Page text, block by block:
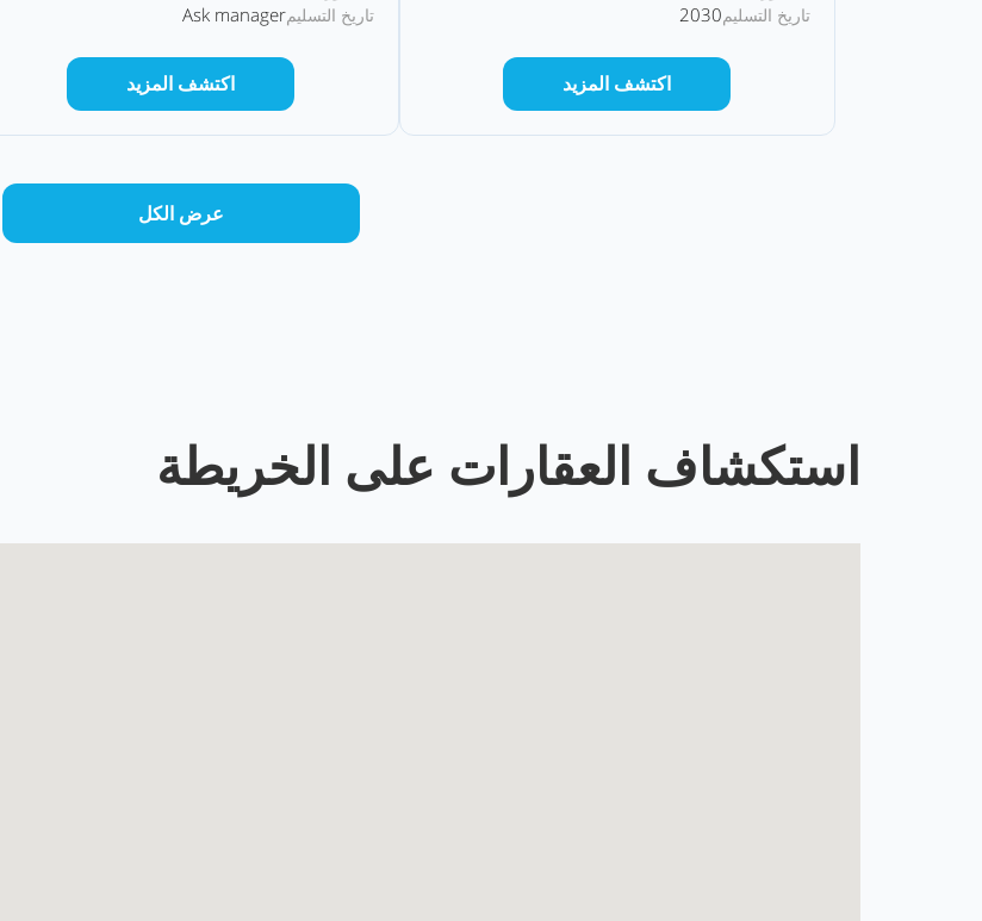
تاريخ التسليمAsk manager
اكتشف المزيد
تاريخ التسليم2030
اكتشف المزيد
عرض الكل
استكشاف العقارات على الخريطة